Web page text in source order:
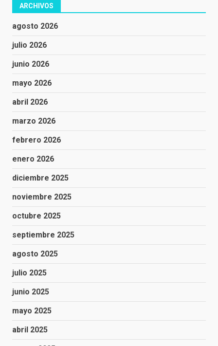
ARCHIVOS
agosto 2026
julio 2026
junio 2026
mayo 2026
abril 2026
marzo 2026
febrero 2026
enero 2026
diciembre 2025
noviembre 2025
octubre 2025
septiembre 2025
agosto 2025
julio 2025
junio 2025
mayo 2025
abril 2025